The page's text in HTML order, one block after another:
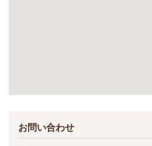
お問い合わせ